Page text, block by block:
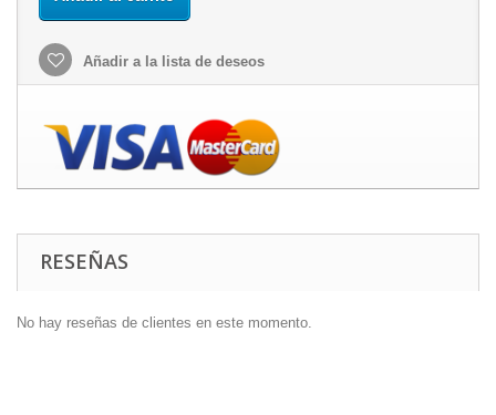
Añadir a la lista de deseos
RESEÑAS
No hay reseñas de clientes en este momento.